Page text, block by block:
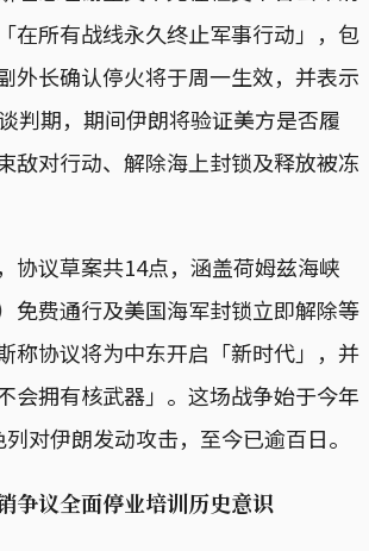
在所有战线永久终止军事行动」，包
外长确认停火将于周一生效，并表示
判期，期间伊朗将验证美方是否履
敌对行动、解除海上封锁及释放被冻
协议草案共14点，涵盖荷姆兹海峡
免费通行及美国海军封锁立即解除等
称协议将为中东开启「新时代」，并
会拥有核武器」。这场战争始于今年
对伊朗发动攻击，至今已逾百日。
争议全面停业培训历史意识